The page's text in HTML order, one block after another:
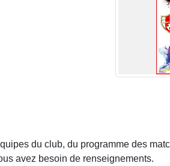
du club, du programme des
avez besoin de renseignements.